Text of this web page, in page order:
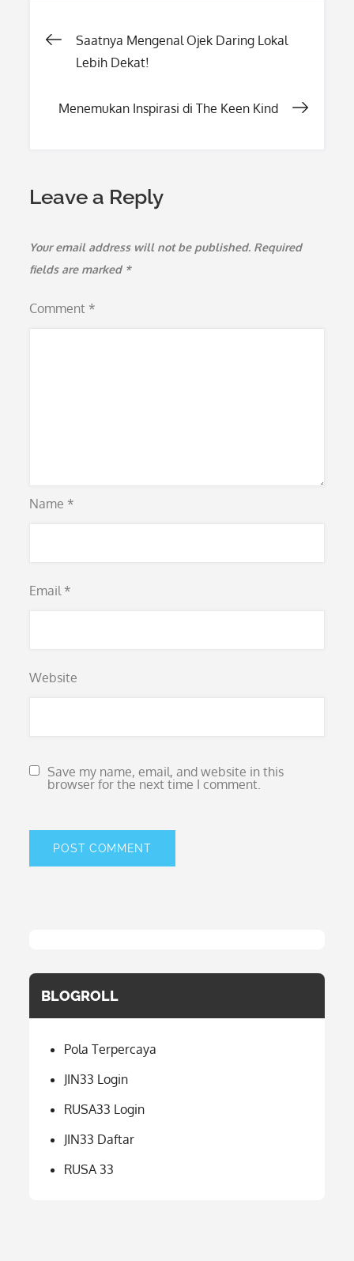
Post
Saatnya Mengenal Ojek Daring Lokal
Lebih Dekat!
Menemukan Inspirasi di The Keen Kind
Leave a Reply
Your email address will not be published. Required
fields are marked *
Comment *
Name *
Email *
Website
Save my name, email, and website in this
browser for the next time I comment.
BLOGROLL
Pola Terpercaya
JIN33 Login
RUSA33 Login
JIN33 Daftar
RUSA 33